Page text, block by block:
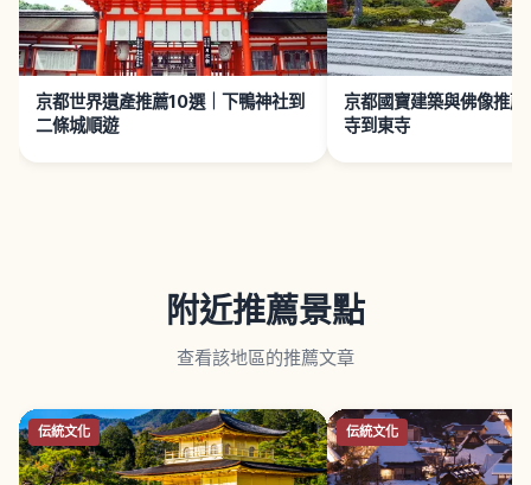
京都世界遺產推薦10選｜下鴨神社到
二條城順遊
京都國寶建築與佛像推
寺到東寺
附近推薦景點
查看該地區的推薦文章
伝統文化 伝統文化